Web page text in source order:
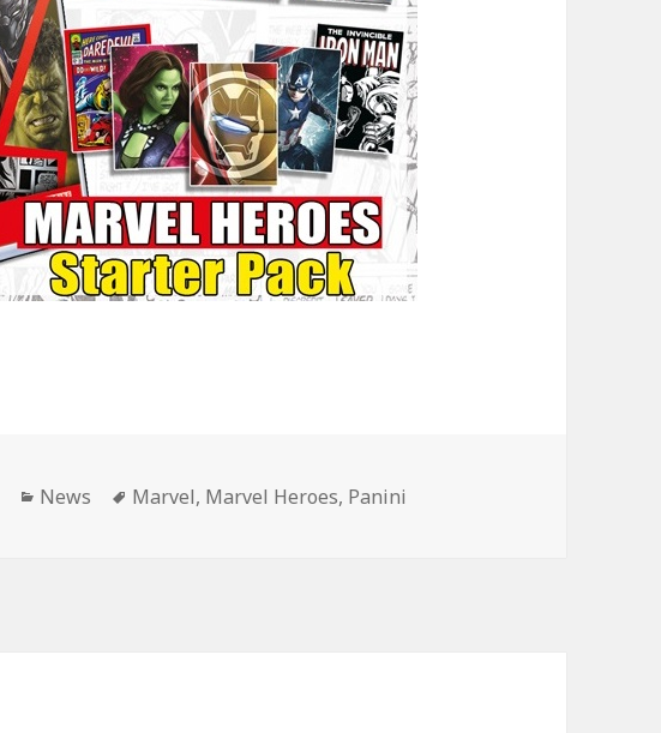
Kategorien
News Schlagwörter
Marvel, Marvel Heroes, Panini